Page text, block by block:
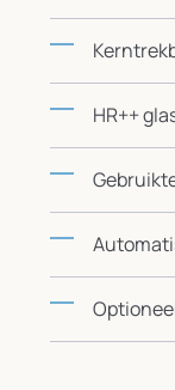
HR++